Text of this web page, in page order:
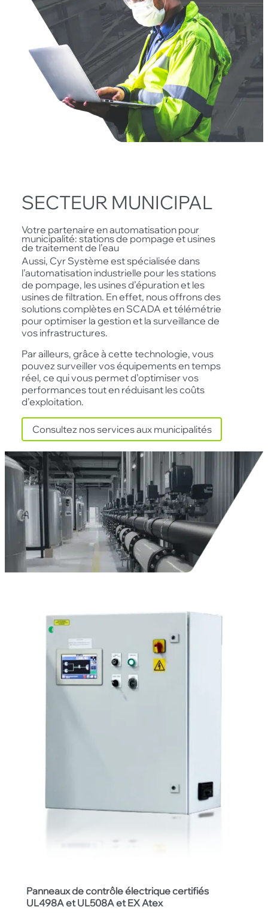
SECTEUR MUNICIPAL
Votre partenaire en automatisation pour
municipalité: stations de pompage et usines
de traitement de l’eau
Aussi, Cyr Système est spécialisée dans
l’automatisation industrielle pour les stations
de pompage, les usines d’épuration et les
usines de filtration. En effet, nous offrons des
solutions complètes en SCADA et télémétrie
pour optimiser la gestion et la surveillance de
vos infrastructures.
Par ailleurs, grâce à cette technologie, vous
pouvez surveiller vos équipements en temps
réel, ce qui vous permet d’optimiser vos
performances tout en réduisant les coûts
d’exploitation.
Consultez nos services aux municipalités
Panneaux de contrôle électrique certifiés
UL498A et UL508A et EX Atex